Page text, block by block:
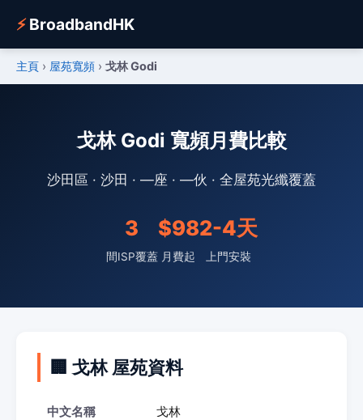
⚡BroadbandHK
主頁 › 屋苑寬頻 › 戈林 Godi
戈林 Godi 寬頻月費比較
沙田區 · 沙田 · —座 · —伙 · 全屋苑光纖覆蓋
3
間ISP覆蓋
$98
月費起
2-4天
上門安裝
🏢 戈林 屋苑資料
中文名稱 戈林